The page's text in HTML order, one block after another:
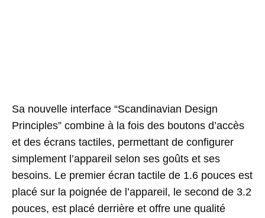
Sa nouvelle interface “Scandinavian Design
Principles” combine à la fois des boutons d’accès
et des écrans tactiles, permettant de configurer
simplement l’appareil selon ses goûts et ses
besoins. Le premier écran tactile de 1.6 pouces est
placé sur la poignée de l’appareil, le second de 3.2
pouces, est placé derrière et offre une qualité